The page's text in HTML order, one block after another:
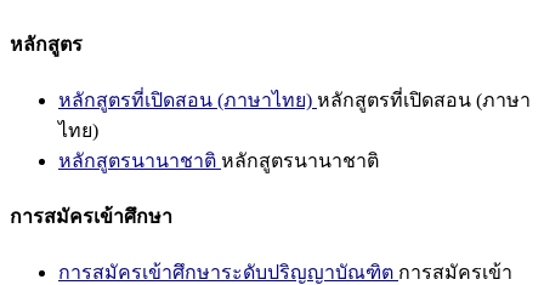
หลักสูตร
หลักสูตรที่เปิดสอน (ภาษาไทย) หลักสูตรที่เปิดสอน (ภาษา
ไทย)
หลักสูตรนานาชาติ หลักสูตรนานาชาติ
การสมัครเข้าศึกษา
การสมัครเข้าศึกษาระดับปริญญาบัณฑิต การสมัครเข้า